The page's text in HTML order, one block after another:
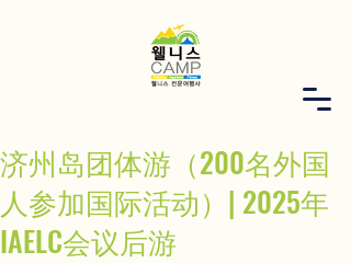
济州岛团体游（200名外国
人参加国际活动）| 2025年
IAELC会议后游